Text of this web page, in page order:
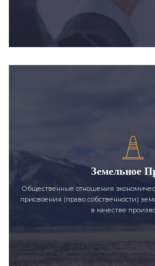
Земельное
Общественные отношения
присвоения (право собственности)
в качестве